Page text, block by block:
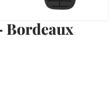
Bordeaux